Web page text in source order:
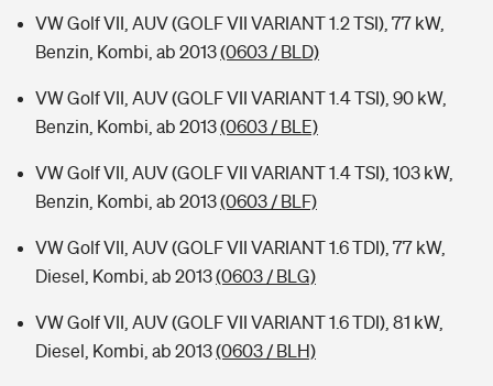
VW Golf VII, AUV (GOLF VII VARIANT 1.2 TSI), 77 kW,
Benzin, Kombi, ab 2013(0603 / BLD)
VW Golf VII, AUV (GOLF VII VARIANT 1.4 TSI), 90 kW,
Benzin, Kombi, ab 2013(0603 / BLE)
VW Golf VII, AUV (GOLF VII VARIANT 1.4 TSI), 103 kW,
Benzin, Kombi, ab 2013(0603 / BLF)
VW Golf VII, AUV (GOLF VII VARIANT 1.6 TDI), 77 kW,
Diesel, Kombi, ab 2013(0603 / BLG)
VW Golf VII, AUV (GOLF VII VARIANT 1.6 TDI), 81 kW,
Diesel, Kombi, ab 2013(0603 / BLH)